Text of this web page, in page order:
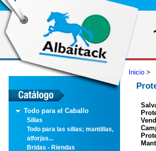
Inicio >
Todo para el Caballo
Sillas
Todo para las sillas; mantillas,
alforjas...
Bridas - Riendas